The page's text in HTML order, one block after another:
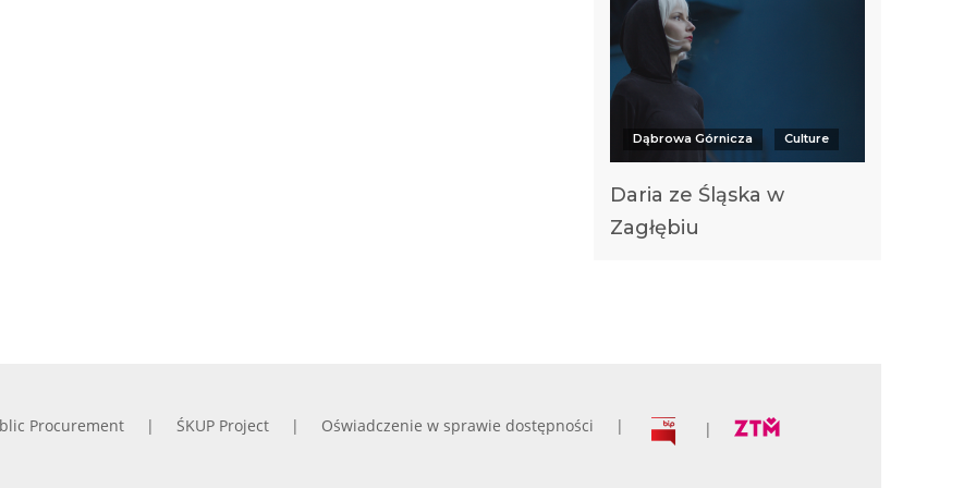
Dąbrowa Górnicza Culture
Daria ze Śląska w
Zagłębiu
Procurement ŚKUP Project Oświadczenie w sprawie dostępności